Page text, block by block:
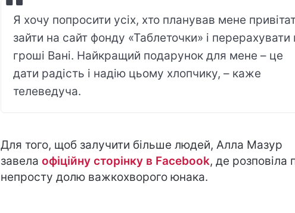
Я хочу попросити усіх, хто планував мене
зайти на сайт фонду «Таблеточки» і перерахувати
гроші Вані. Найкращий подарунок для мене – це
дати радість і надію цьому хлопчику, – каже
телеведуча.
Для того, щоб залучити більше людей, Алла Мазур
завела офіційну сторінку в Facebook, де розповіла
непросту долю важкохворого юнака.